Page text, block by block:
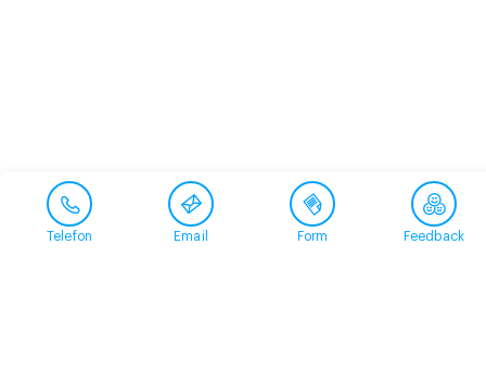
Telefon Email Form Feedback